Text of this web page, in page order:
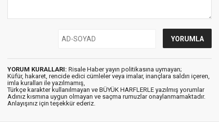
YORUM KURALLARI: Risale Haber yayın politikasına uymayan;
Küfür, hakaret, rencide edici cümleler veya imalar, inançlara saldırı içeren,
imla kuralları ile yazılmamış,
Türkçe karakter kullanılmayan ve BÜYÜK HARFLERLE yazılmış yorumlar
Adınız kısmına uygun olmayan ve saçma rumuzlar onaylanmamaktadır.
Anlayışınız için teşekkür ederiz.